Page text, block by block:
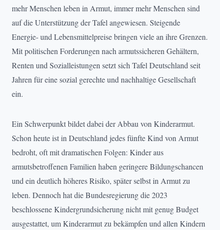
mehr Menschen leben in Armut, immer mehr Menschen sind
auf die Unterstützung der Tafel angewiesen. Steigende
Energie- und Lebensmittelpreise bringen viele an ihre Grenzen.
Mit politischen Forderungen nach armutssicheren Gehältern,
Renten und Sozialleistungensetzt sich Tafel Deutschland seit
Jahren für eine sozial gerechte und nachhaltige Gesellschaft
ein.
Ein Schwerpunkt bildet dabei der Abbau von Kinderarmut.
Schon heute ist in Deutschland jedes fünfte Kind von Armut
bedroht, oft mit dramatischen Folgen: Kinder aus
armutsbetroffenen Familien haben geringere Bildungschancen
und ein deutlich höheres Risiko, später selbst in Armut zu
leben. Dennoch hat die Bundesregierung die 2023
beschlossene Kindergrundsicherung nicht mit genug Budget
ausgestattet, um Kinderarmut zu bekämpfen und allen Kindern